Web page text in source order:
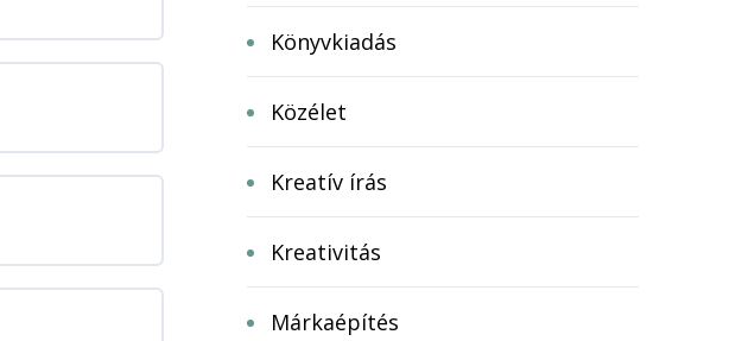
Könyvkiadás
Közélet
Kreatív írás
Kreativitás
Márkaépítés